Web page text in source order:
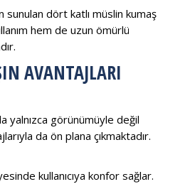
sunulan dört katlı müslin kumaş
hem de uzun ömürlü
AVANTAJLARI
yalnızca görünümüyle değil
da ön plana çıkmaktadır.
kullanıcıya konfor sağlar.